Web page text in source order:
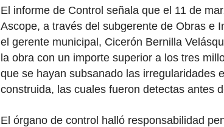
El informe de Control señala que el 11 de
Ascope, a través del subgerente de Obras e
el gerente municipal, Cicerón Bernilla
la obra con un importe superior a los tres
que se hayan subsanado las irregularidades
construida, las cuales fueron detectas antes
El órgano de control halló responsabilidad